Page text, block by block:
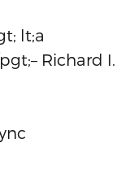
lt;a
Richard I.